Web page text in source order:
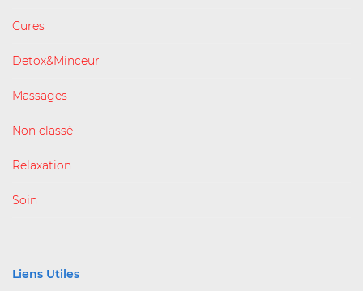
Cures
Detox&Minceur
Massages
Non classé
Relaxation
Soin
Liens Utiles